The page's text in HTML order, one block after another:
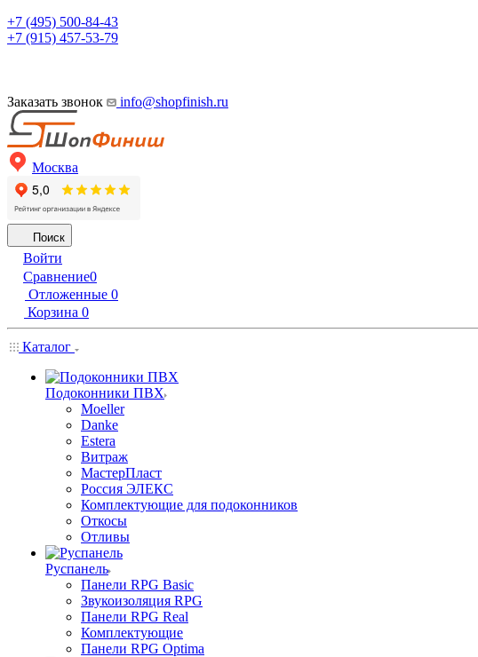
+7 (495) 500-84-43
+7 (915) 457-53-79
Заказать звонок info@shopfinish.ru
Москва
Поиск
Войти
Сравнение0
Отложенные 0
Корзина 0
Каталог
Подоконники ПВХ
Moeller
Danke
Estera
Витраж
МастерПласт
Россия ЭЛЕКС
Комплектующие для подоконников
Откосы
Отливы
Руспанель
Панели RPG Basic
Звукоизоляция RPG
Панели RPG Real
Комплектующие
Панели RPG Optima